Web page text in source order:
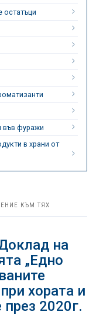
остатъци
във фуражи
в храни от
КЪМ ТЯХ
на
„Едно
хората и
2020г.